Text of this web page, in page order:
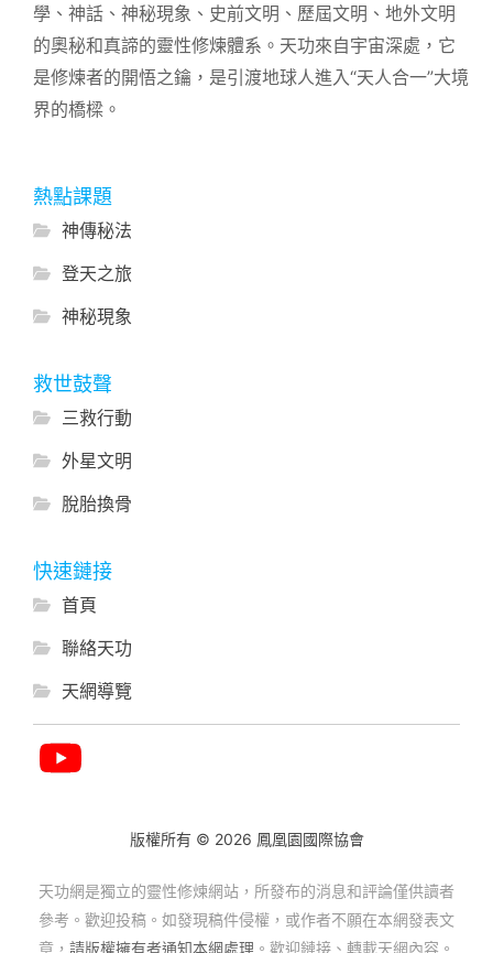
學、神話、神秘現象、史前文明、歷屆文明、地外文明
的奧秘和真諦的靈性修煉體系。天功來自宇宙深處，它
是修煉者的開悟之鑰，是引渡地球人進入“天人合一”大境
界的橋樑。
熱點課題
神傳秘法
登天之旅
神秘現象
救世鼓聲
三救行動
外星文明
脫胎換骨
快速鏈接
首頁
聯絡天功
天網導覽
版權所有 © 2026 鳳凰園國際協會
天功網是獨立的靈性修煉網站，所發布的消息和評論僅供讀者
參考。歡迎投稿。如發現稿件侵權，或作者不願在本網發表文
章， 請版權擁有者通知本網處理 。歡迎鏈接、轉載天網內容。